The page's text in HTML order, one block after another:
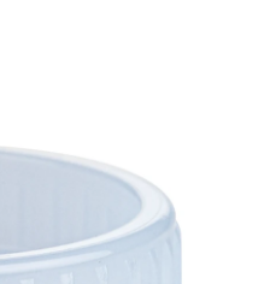
compatible
avec tubes
Ø 15,3 mm